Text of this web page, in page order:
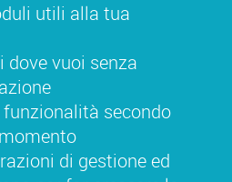
utili alla tua
dove vuoi senza
secondo
di gestione ed